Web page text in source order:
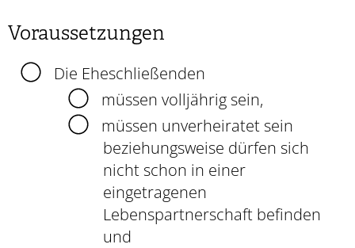
Voraussetzungen
Die Eheschließenden
müssen volljährig sein,
müssen unverheiratet sein
beziehungsweise dürfen sich
nicht schon in einer
eingetragenen
Lebenspartnerschaft befinden
und